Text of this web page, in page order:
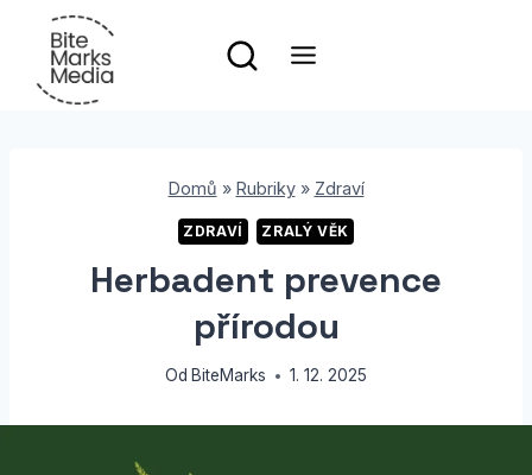
Přeskočit
obsah
Domů » Rubriky» Zdraví
ZDRAVÍ ZRALÝ VĚK
Herbadent prevence
přírodou
Od BiteMarks 1. 12. 2025